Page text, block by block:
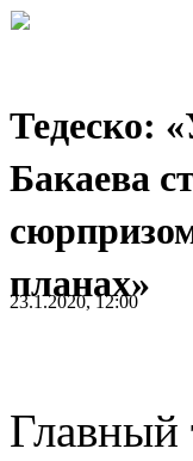
Тедеско:
Бакаева
планах»
23.1.2020, 12:00
Главный